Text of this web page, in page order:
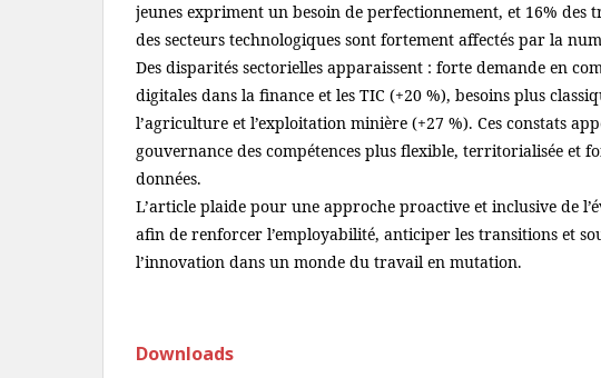
jeunes expriment un besoin de perfectionnement, et 16% des
des secteurs technologiques sont fortement affectés par la
Des disparités sectorielles apparaissent : forte demande en
digitales dans la finance et les TIC (+20 %), besoins plus
l’agriculture et l’exploitation minière (+27 %). Ces constats
gouvernance des compétences plus flexible, territorialisée et
données.
L’article plaide pour une approche proactive et inclusive de
afin de renforcer l’employabilité, anticiper les transitions et
l’innovation dans un monde du travail en mutation.
Downloads